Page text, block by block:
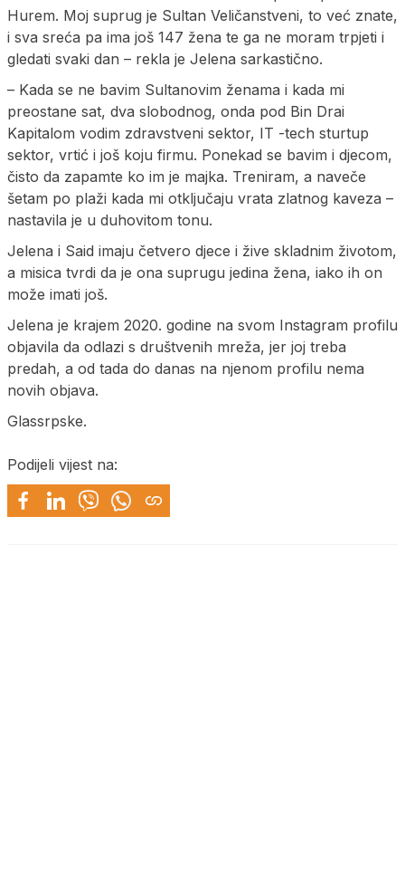
Hurem. Moj suprug je Sultan Veličanstveni, to već znate,
i sva sreća pa ima još 147 žena te ga ne moram trpjeti i
gledati svaki dan – rekla je Jelena sarkastično.
– Kada se ne bavim Sultanovim ženama i kada mi
preostane sat, dva slobodnog, onda pod Bin Drai
Kapitalom vodim zdravstveni sektor, IT -tech sturtup
sektor, vrtić i još koju firmu. Ponekad se bavim i djecom,
čisto da zapamte ko im je majka. Treniram, a naveče
šetam po plaži kada mi otključaju vrata zlatnog kaveza –
nastavila je u duhovitom tonu.
Jelena i Said imaju četvero djece i žive skladnim životom,
a misica tvrdi da je ona suprugu jedina žena, iako ih on
može imati još.
Jelena je krajem 2020. godine na svom Instagram profilu
objavila da odlazi s društvenih mreža, jer joj treba
predah, a od tada do danas na njenom profilu nema
novih objava.
Glassrpske.
Podijeli vijest na: